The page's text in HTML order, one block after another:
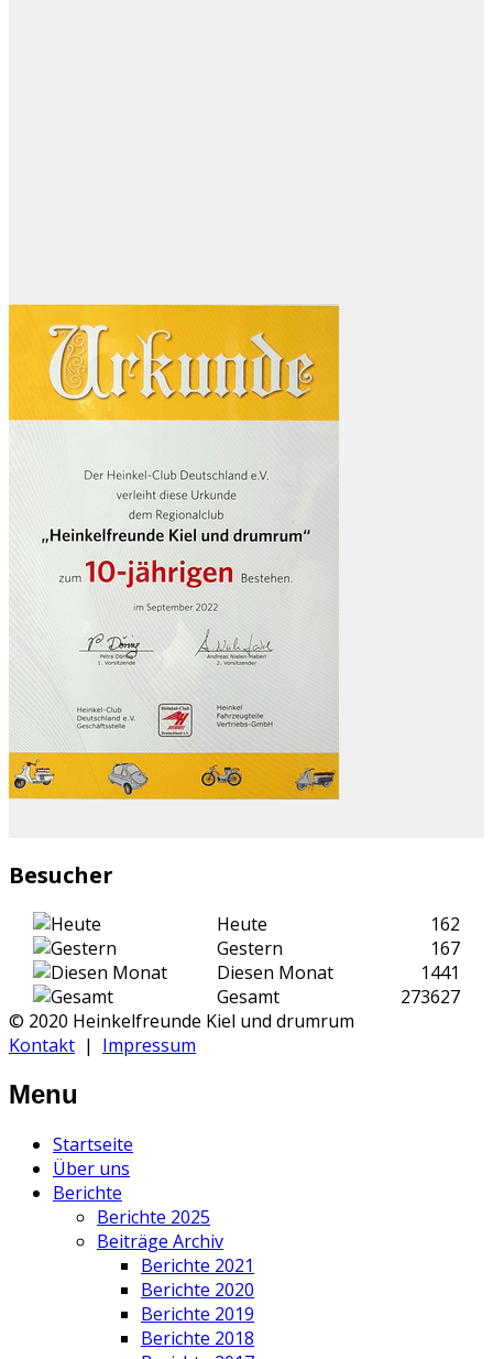
Besucher
Heute
162
Gestern
167
Diesen Monat
1441
Gesamt
273627
© 2020 Heinkelfreunde Kiel und drumrum
Kontakt | Impressum
Menu
Startseite
Über uns
Berichte
Berichte 2025
Beiträge Archiv
Berichte 2021
Berichte 2020
Berichte 2019
Berichte 2018